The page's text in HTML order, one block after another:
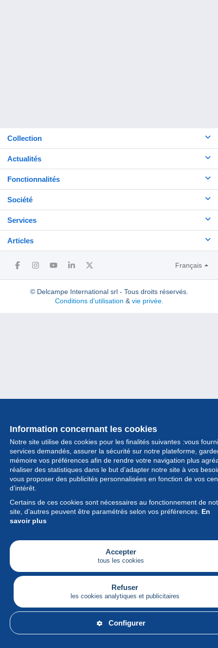
Information concernant les cookies
Notre site utilise des cookies pour les finalités suivantes :vous
services demandés, assurer la sécurité sur notre plateforme,
mémoire vos préférences afin de rendre votre navigation plus
réaliser des statistiques dans le but d’adapter notre site à vos
vous proposer des publicités personnalisées en fonction de vos
d’intérêt.
Certains de ces cookies sont nécessaires au fonctionnement de
site, d’autres peuvent être paramétrés selon vos préférences. En
savoir plus
Accepter
tous les cookies
Refuser
les cookies analytiques et publicitaires
Configurer
Collection
Actualités
Fonctionnalités
Société
Services
Articles
Français
© Delcampe International srl - Tous droits réservés.
Conditions d'utilisation & vie privée.